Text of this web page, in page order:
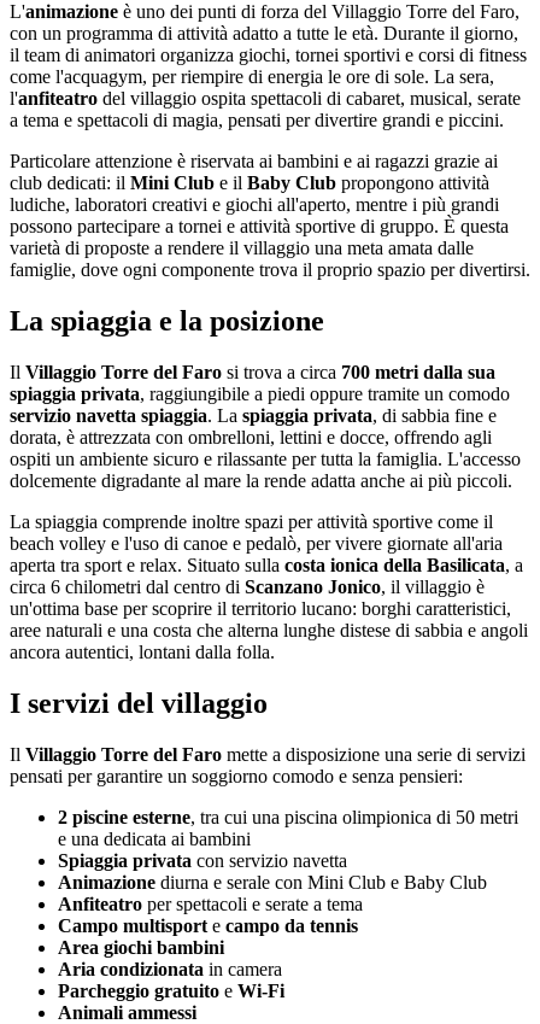
L'animazione è uno dei punti di forza del Villaggio Torre del Faro,
con un programma di attività adatto a tutte le età. Durante il giorno,
il team di animatori organizza giochi, tornei sportivi e corsi di fitness
come l'acquagym, per riempire di energia le ore di sole. La sera,
l'anfiteatro del villaggio ospita spettacoli di cabaret, musical, serate
a tema e spettacoli di magia, pensati per divertire grandi e piccini.
Particolare attenzione è riservata ai bambini e ai ragazzi grazie ai
club dedicati: il Mini Club e il Baby Club propongono attività
ludiche, laboratori creativi e giochi all'aperto, mentre i più grandi
possono partecipare a tornei e attività sportive di gruppo. È questa
varietà di proposte a rendere il villaggio una meta amata dalle
famiglie, dove ogni componente trova il proprio spazio per divertirsi.
La spiaggia e la posizione
Il Villaggio Torre del Faro si trova a circa 700 metri dalla sua
spiaggia privata, raggiungibile a piedi oppure tramite un comodo
servizio navetta spiaggia. La spiaggia privata, di sabbia fine e
dorata, è attrezzata con ombrelloni, lettini e docce, offrendo agli
ospiti un ambiente sicuro e rilassante per tutta la famiglia. L'accesso
dolcemente digradante al mare la rende adatta anche ai più piccoli.
La spiaggia comprende inoltre spazi per attività sportive come il
beach volley e l'uso di canoe e pedalò, per vivere giornate all'aria
aperta tra sport e relax. Situato sulla costa ionica della Basilicata, a
circa 6 chilometri dal centro di Scanzano Jonico, il villaggio è
un'ottima base per scoprire il territorio lucano: borghi caratteristici,
aree naturali e una costa che alterna lunghe distese di sabbia e angoli
ancora autentici, lontani dalla folla.
I servizi del villaggio
Il Villaggio Torre del Faro mette a disposizione una serie di servizi
pensati per garantire un soggiorno comodo e senza pensieri:
2 piscine esterne, tra cui una piscina olimpionica di 50 metri
e una dedicata ai bambini
Spiaggia privata con servizio navetta
Animazione diurna e serale con Mini Club e Baby Club
Anfiteatro per spettacoli e serate a tema
Campo multisport e campo da tennis
Area giochi bambini
Aria condizionata in camera
Parcheggio gratuito e Wi-Fi
Animali ammessi